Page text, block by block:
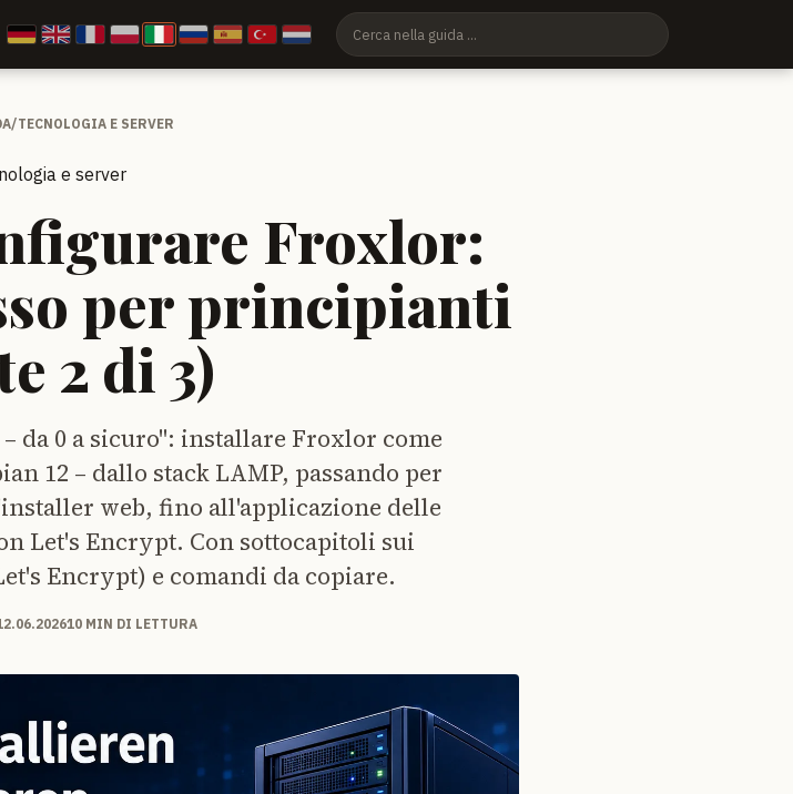
/TECNOLOGIA E SERVER
e server
Froxlor:
per principianti
2 di 3)
da 0 a sicuro": installare Froxlor come
12 – dallo stack LAMP, passando per
web, fino all'applicazione delle
Let's Encrypt. Con sottocapitoli sui
Encrypt) e comandi da copiare.
10 MIN DI LETTURA